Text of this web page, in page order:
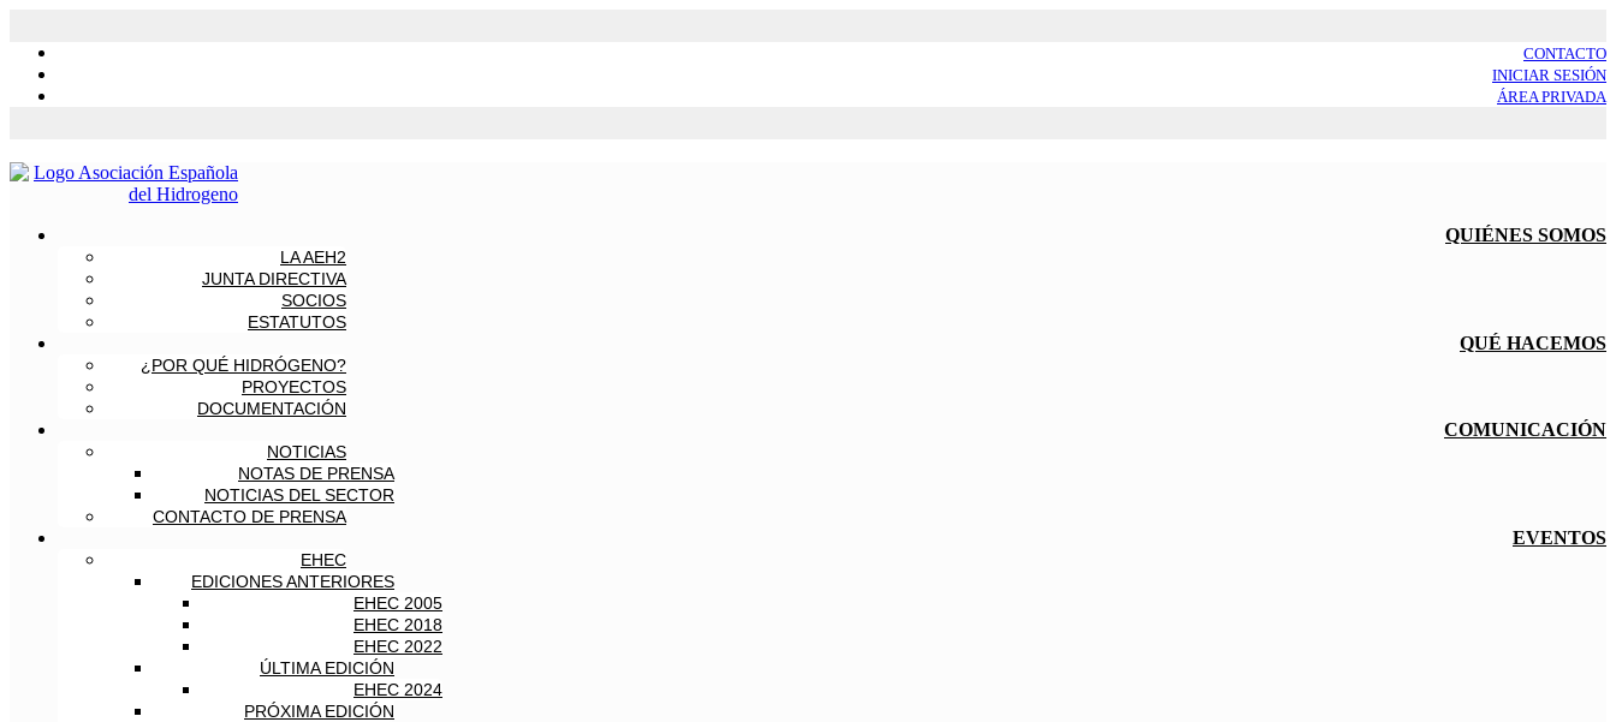
CONTACTO
INICIAR SESIÓN
ÁREA PRIVADA
QUIÉNES SOMOS
LA AEH2
JUNTA DIRECTIVA
SOCIOS
ESTATUTOS
QUÉ HACEMOS
¿POR QUÉ HIDRÓGENO?
PROYECTOS
DOCUMENTACIÓN
COMUNICACIÓN
NOTICIAS
NOTAS DE PRENSA
NOTICIAS DEL SECTOR
CONTACTO DE PRENSA
EVENTOS
EHEC
EDICIONES ANTERIORES
EHEC 2005
EHEC 2018
EHEC 2022
ÚLTIMA EDICIÓN
EHEC 2024
PRÓXIMA EDICIÓN